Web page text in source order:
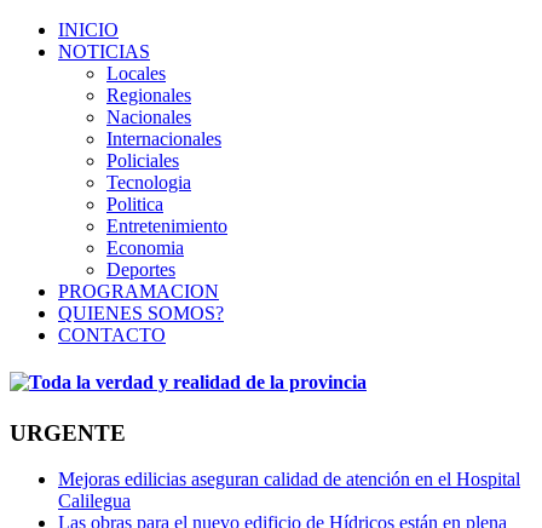
INICIO
NOTICIAS
Locales
Regionales
Nacionales
Internacionales
Policiales
Tecnologia
Politica
Entretenimiento
Economia
Deportes
PROGRAMACION
QUIENES SOMOS?
CONTACTO
URGENTE
Mejoras edilicias aseguran calidad de atención en el Hospital
Calilegua
Las obras para el nuevo edificio de Hídricos están en plena